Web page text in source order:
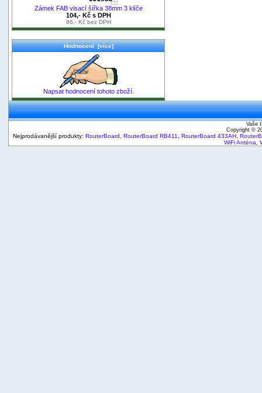
Zámek FAB visací šířka 38mm 3 klíče
104,- Kč s DPH
86,- Kč bez DPH
Hodnocení [více]
Napsat hodnocení tohoto zboží.
Vaše
Copyright ©
Nejprodávanější produkty: RouterBoard RouterBoard RB411 RouterBoard 433AH
WiFi Anténa